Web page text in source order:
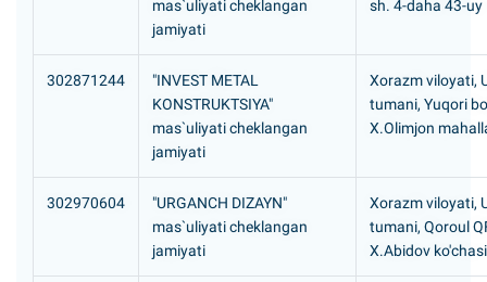
mas`uliyati cheklangan
jamiyati
sh. 4-daha 43-uy
302871244
"INVEST METAL
KONSTRUKTSIYA"
mas`uliyati cheklangan
jamiyati
Xorazm viloyati,
tumani, Yuqori
X.Olimjon
302970604
"URGANCH DIZAYN"
mas`uliyati cheklangan
jamiyati
Xorazm viloyati,
tumani, Qoroul
X.Abidov